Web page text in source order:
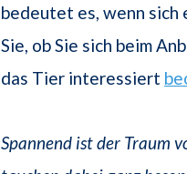
bedeutet es, wenn sich
Sie, ob Sie sich beim
das Tier interessiert
Spannend ist der Traum